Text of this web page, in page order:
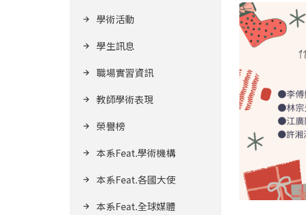
學術活動
學生訊息
職場實習資訊
教師學術表現
榮譽榜
本系Feat.學術機構
本系Feat.各國大使
本系Feat.全球媒體